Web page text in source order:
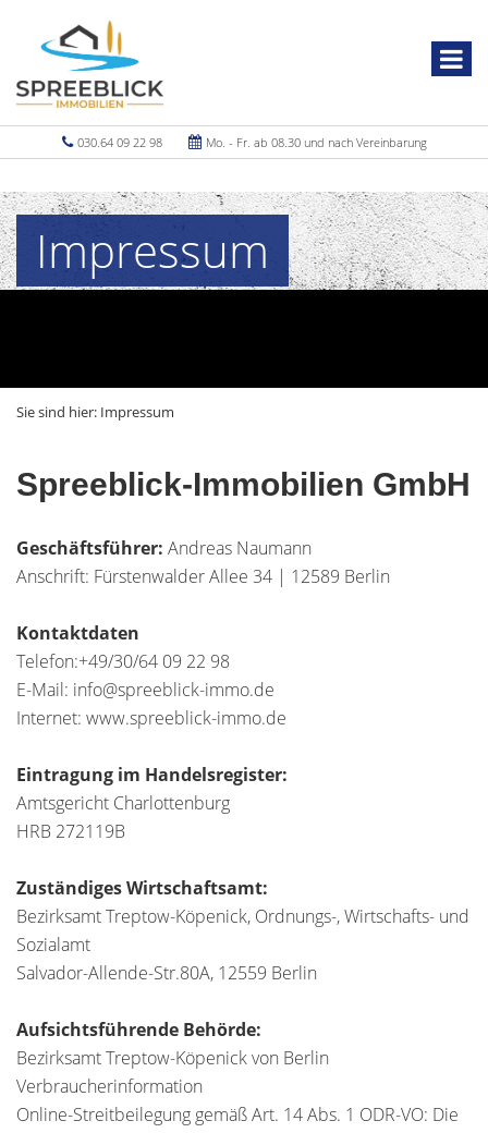
030.64 09 22 98 Mo. - Fr. ab 08.30 und nach Vereinbarung
Impressum
Sie sind hier: Impressum
Spreeblick-Immobilien GmbH
Geschäftsführer: Andreas Naumann
Anschrift: Fürstenwalder Allee 34 | 12589 Berlin
Kontaktdaten
Telefon:+49/30/64 09 22 98
E-Mail: info@spreeblick-immo.de
Internet: www.spreeblick-immo.de
Eintragung im Handelsregister:
Amtsgericht Charlottenburg
HRB 272119B
Zuständiges Wirtschaftsamt:
Bezirksamt Treptow-Köpenick, Ordnungs-, Wirtschafts- und
Sozialamt
Salvador-Allende-Str.80A, 12559 Berlin
Aufsichtsführende Behörde:
Bezirksamt Treptow-Köpenick von Berlin
Verbraucherinformation
Online-Streitbeilegung gemäß Art. 14 Abs. 1 ODR-VO: Die